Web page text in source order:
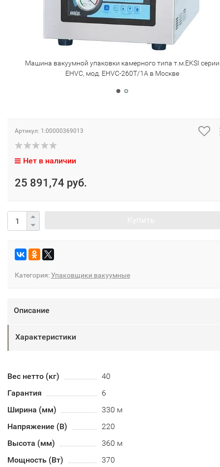
Машина вакуумной упаковки камерного типа т.м.EKSI серии
EHVC, мод. EHVC-260T/1A в Москве
Артикул: 1:00000369013
Нет в наличии
25 891,74 руб.
Категория:Упаковщики вакуумные
Описание
Характеристики
Вес нетто (кг)
40
Гарантия
6
Ширина (мм)
330 м
Напряжение (В)
220
Высота (мм)
360 м
Мощность (Вт)
370